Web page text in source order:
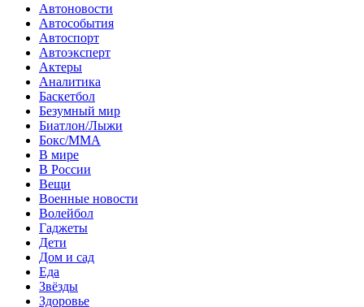
Автоновости
Автособытия
Автоспорт
Автоэксперт
Актеры
Аналитика
Баскетбол
Безумный мир
Биатлон/Лыжи
Бокс/MMA
В мире
В России
Вещи
Военные новости
Волейбол
Гаджеты
Дети
Дом и сад
Еда
Звёзды
Здоровье